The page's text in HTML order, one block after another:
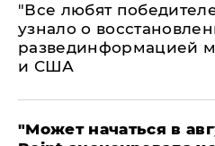
​"Все любят
узнало о
развединформацией
и США
"Может начаться в